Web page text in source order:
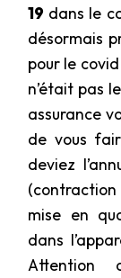
19 dans le
désormais
pour le
n’était pas
assurance
de vous
deviez
(contraction
mise en
dans
Attention